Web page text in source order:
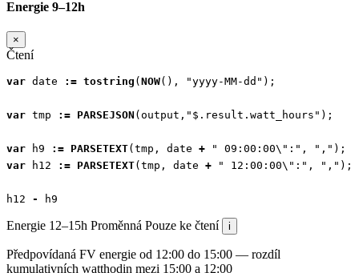
Energie 9–12h
×
Čtení
var date := tostring ( NOW(), "yyyy-MM-dd" );
var tmp := PARSEJSON ( output , "$.result.watt_hours" );
var h9 := PARSETEXT( tmp , date + " 09:00:00\":" , "," );
var
h12 := PARSETEXT( tmp , date + " 12:00:00\":" , "," );
h12 - h9
Energie 12–15h Proměnná Pouze ke čtení i
Předpovídaná FV energie od 12:00 do 15:00 — rozdíl
kumulativních watthodin mezi 15:00 a 12:00